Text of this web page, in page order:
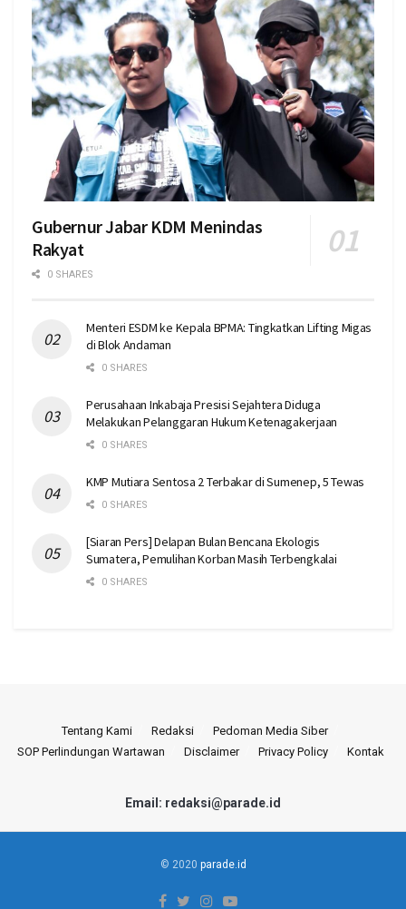
Gubernur Jabar KDM Menindas
Rakyat
0 SHARES
Menteri ESDM ke Kepala BPMA: Tingkatkan Lifting Migas
di Blok Andaman
0 SHARES
Perusahaan Inkabaja Presisi Sejahtera Diduga
Melakukan Pelanggaran Hukum Ketenagakerjaan
0 SHARES
KMP Mutiara Sentosa 2 Terbakar di Sumenep, 5 Tewas
0 SHARES
[Siaran Pers] Delapan Bulan Bencana Ekologis
Sumatera, Pemulihan Korban Masih Terbengkalai
0 SHARES
Tentang Kami Redaksi
Pedoman Media Siber
SOP Perlindungan Wartawan
Disclaimer Privacy Policy Kontak
Email: redaksi@parade.id
© 2020 parade.id